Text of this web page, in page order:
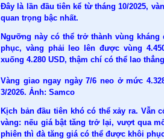
Đây là lần đầu tiên kể từ tháng 10/2025,
quan trọng bậc nhất.
Ngưỡng này có thể trở thành vùng
phục, vàng phải leo lên được vùng
xuống 4.280 USD, thậm chí có thể lao
Vàng giao ngay ngày 7/6 neo ở mức
3/2026. Ảnh: Samco
Kịch bản đầu tiên khó có thể xảy ra. Vẫn
vàng: nếu giá bật tăng trở lại, vượt qua
phiên thì đà tăng giá có thể được khôi